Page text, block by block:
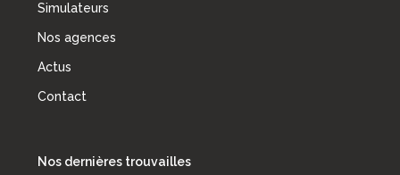
Simulateurs
Nos agences
Actus
Contact
Nos dernières trouvailles